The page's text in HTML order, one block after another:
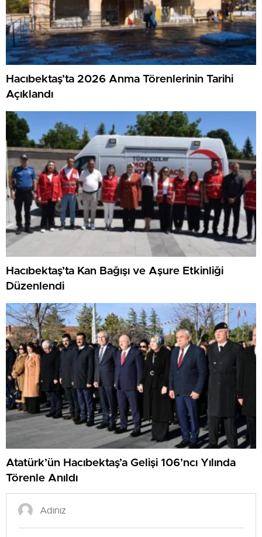
Hacıbektaş’ta 2026 Anma Törenlerinin Tarihi
Açıklandı
Hacıbektaş’ta Kan Bağışı ve Aşure Etkinliği
Düzenlendi
Atatürk’ün Hacıbektaş’a Gelişi 106’ncı Yılında
Törenle Anıldı